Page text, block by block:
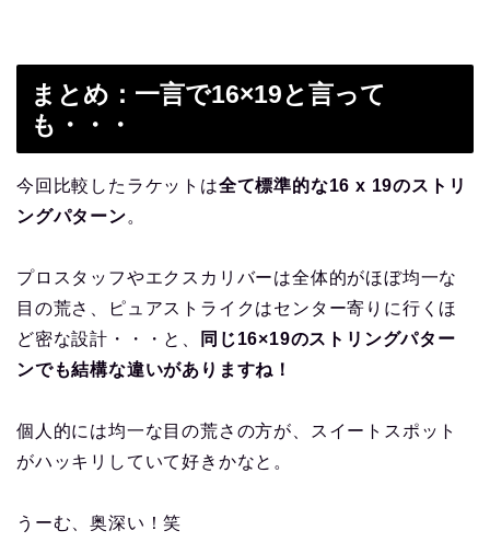
まとめ：一言で16×19と言って
も・・・
今回比較したラケットは全て標準的な16 x 19のストリ
ングパターン。
プロスタッフやエクスカリバーは全体的がほぼ均一な
目の荒さ、ピュアストライクはセンター寄りに行くほ
ど密な設計・・・と、
同じ16×19のストリングパター
ンでも結構な違いがありますね！
個人的には均一な目の荒さの方が、スイートスポット
がハッキリしていて好きかなと。
うーむ、奥深い！笑